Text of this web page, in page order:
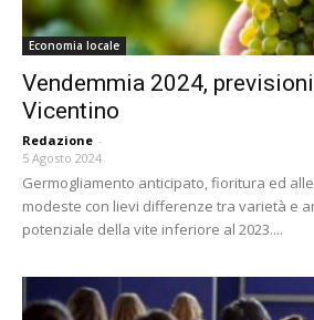
Economia locale
Vendemmia 2024,
Vicentino
Redazione -
5 Agosto 2024
Germogliamento anticipato, fioritura ed
modeste con lievi differenze tra varietà e
potenziale della vite inferiore al 2023....